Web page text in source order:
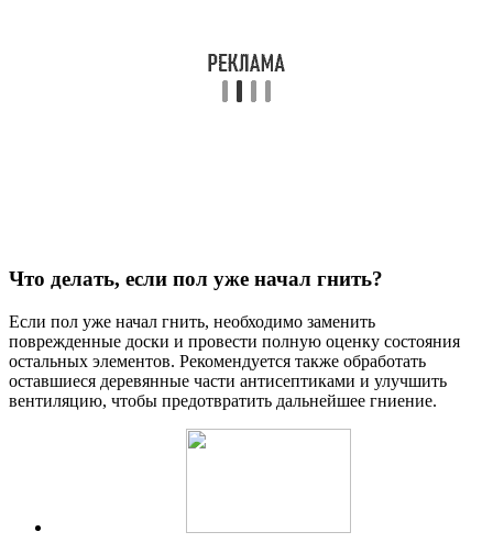
Что делать, если пол уже начал гнить?
Если пол уже начал гнить, необходимо заменить
поврежденные доски и провести полную оценку состояния
остальных элементов. Рекомендуется также обработать
оставшиеся деревянные части антисептиками и улучшить
вентиляцию, чтобы предотвратить дальнейшее гниение.